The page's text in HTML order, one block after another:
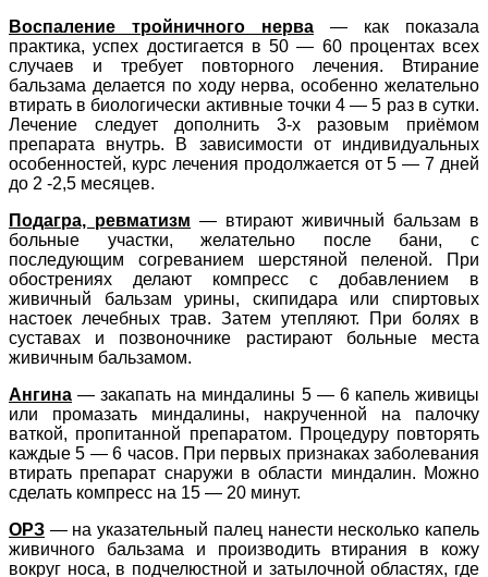
Воспаление тройничного нерва
— как показала
практика, успех достигается в 50 — 60 процентах всех
случаев и требует повторного лечения. Втирание
бальзама делается по ходу нерва, особенно желательно
втирать в биологически активные точки 4 — 5 раз в сутки.
Лечение следует дополнить 3-х разовым приёмом
препарата внутрь. В зависимости от индивидуальных
особенностей, курс лечения продолжается от 5 — 7 дней
до 2 -2,5 месяцев.
Подагра, ревматизм — втирают живичный бальзам в
больные участки, желательно после бани, с
последующим согреванием шерстяной пеленой. При
обострениях делают компресс с добавлением в
живичный бальзам урины, скипидара или спиртовых
настоек лечебных трав. Затем утепляют. При болях в
суставах и позвоночнике растирают больные места
живичным бальзамом.
Ангина — закапать на миндалины 5 — 6 капель живицы
или промазать миндалины, накрученной на палочку
ваткой, пропитанной препаратом. Процедуру повторять
каждые 5 — 6 часов. При первых признаках заболевания
втирать препарат снаружи в области миндалин. Можно
сделать компресс на 15 — 20 минут.
ОРЗ — на указательный палец нанести несколько капель
живичного бальзама и производить втирания в кожу
вокруг носа, в подчелюстной и затылочной областях, где